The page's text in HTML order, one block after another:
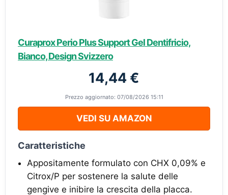
Curaprox Perio Plus Support Gel Dentifricio,
Bianco, Design Svizzero
14,44 €
Prezzo aggiornato: 07/08/2026 15:11
VEDI SU AMAZON
Caratteristiche
Appositamente formulato con CHX 0,09% e
Citrox/P per sostenere la salute delle
gengive e inibire la crescita della placca.